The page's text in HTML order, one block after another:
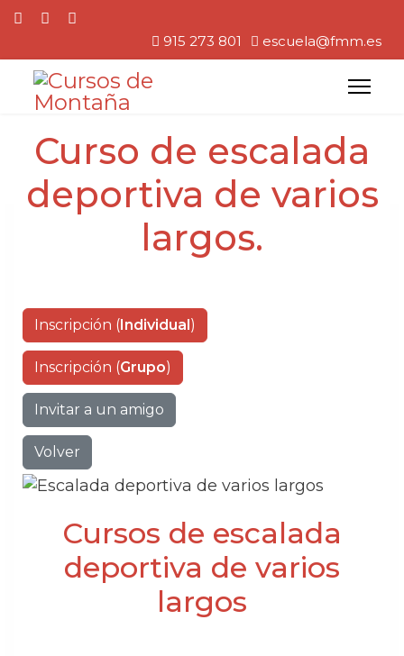
915 273 801 escuela@fmm.es
Curso de escalada
deportiva de varios
largos.
Inscripción (Individual)
Inscripción (Grupo)
Invitar a un amigo
Volver
Cursos de escalada
deportiva de varios
largos